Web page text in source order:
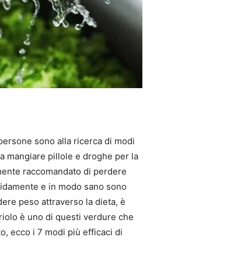
sono alla ricerca di modi
mangiare pillole e droghe per la
raccomandato di perdere
e in modo sano sono
peso attraverso la dieta, è
è uno di questi verdure che
ecco i 7 modi più efficaci di